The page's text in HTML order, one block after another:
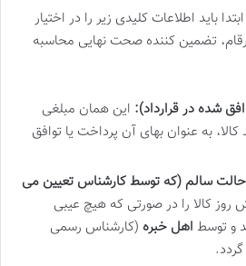
باید اطلاعات کلیدی زیر را در اختیار
تضمین کننده صحت نهایی محاسبه
شده در قرارداد): این همان مبلغی
به عنوان بهای آن پرداخت یا توافق
سالم (که توسط کارشناس تعیین می
روز کالا را در صورتی که هیچ عیبی
و توسط اهل خبره (کارشناس رسمی